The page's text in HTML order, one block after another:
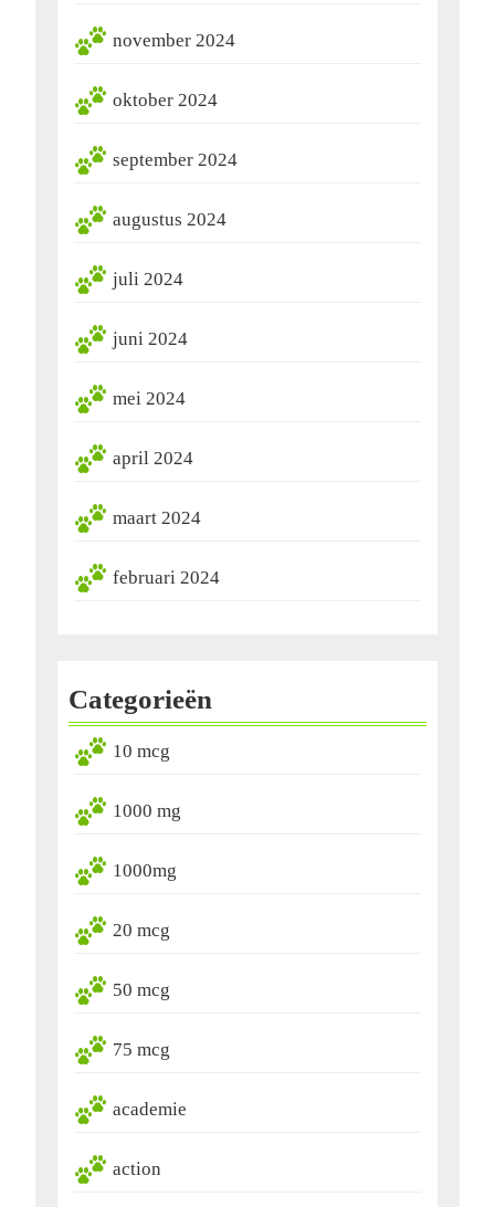
november 2024
oktober 2024
september 2024
augustus 2024
juli 2024
juni 2024
mei 2024
april 2024
maart 2024
februari 2024
Categorieën
10 mcg
1000 mg
1000mg
20 mcg
50 mcg
75 mcg
academie
action